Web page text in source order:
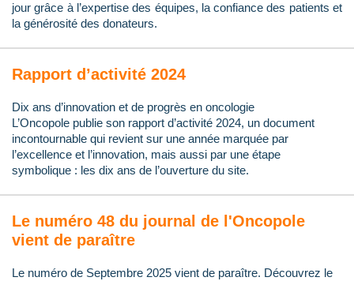
jour grâce à l’expertise des équipes, la confiance des patients et
la générosité des donateurs.
Rapport d’activité 2024
Dix ans d’innovation et de progrès en oncologie
L’Oncopole publie son rapport d’activité 2024, un document
incontournable qui revient sur une année marquée par
l’excellence et l’innovation, mais aussi par une étape
symbolique : les dix ans de l’ouverture du site.
Le numéro 48 du journal de l'Oncopole
vient de paraître
Le numéro de Septembre 2025 vient de paraître. Découvrez le